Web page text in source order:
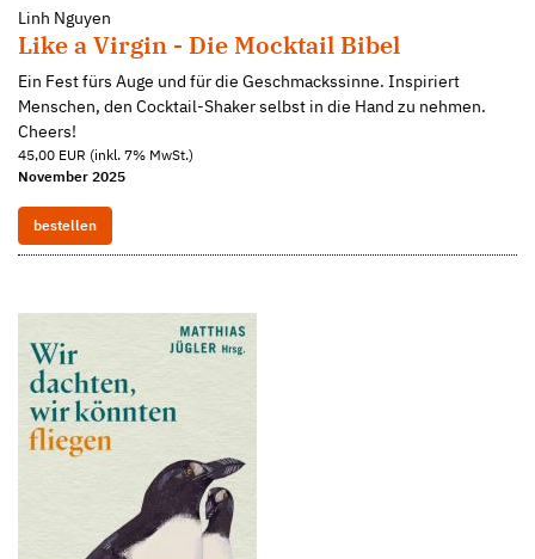
Linh Nguyen
Like a Virgin - Die Mocktail Bibel
Ein Fest fürs Auge und für die Geschmackssinne. Inspiriert
Menschen, den Cocktail-Shaker selbst in die Hand zu nehmen.
Cheers!
45,00 EUR (inkl. 7% MwSt.)
November 2025
bestellen